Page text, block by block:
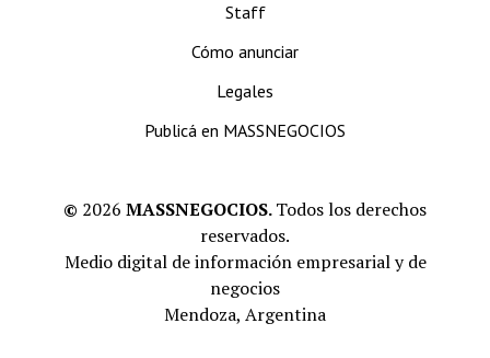
Staff
Cómo anunciar
Legales
Publicá en MASSNEGOCIOS
© 2026 MASSNEGOCIOS.Todos los derechos
reservados.
Medio digital de información empresarial y de
negocios
Mendoza, Argentina